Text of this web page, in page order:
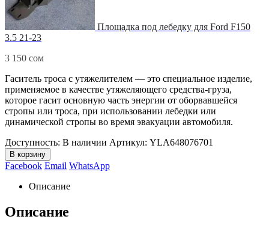
Площадка под лебедку для Ford F150
3.5 21-23
3 150 сом
Гаситель троса с утяжелителем — это специальное изделие,
применяемое в качестве утяжеляющего средства-груза,
которое гасит основную часть энергии от оборвавшейся
стропы или троса, при использовании лебедки или
динамической стропы во время эвакуации автомобиля.
Доступность: В наличии Артикул: YLA648076701
В корзину
Facebook Email WhatsApp
Описание
Описание